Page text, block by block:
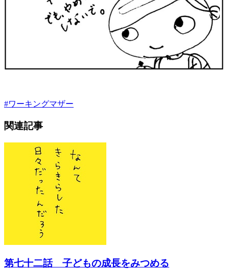
#ワーキングマザー
関連記事
第七十二話 子どもの成長をみつめる